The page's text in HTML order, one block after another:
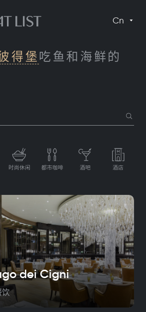
Cn
得堡 吃鱼和海鲜的
时尚休闲 都市咖啡 酒吧 酒店
dei Cigni
饮